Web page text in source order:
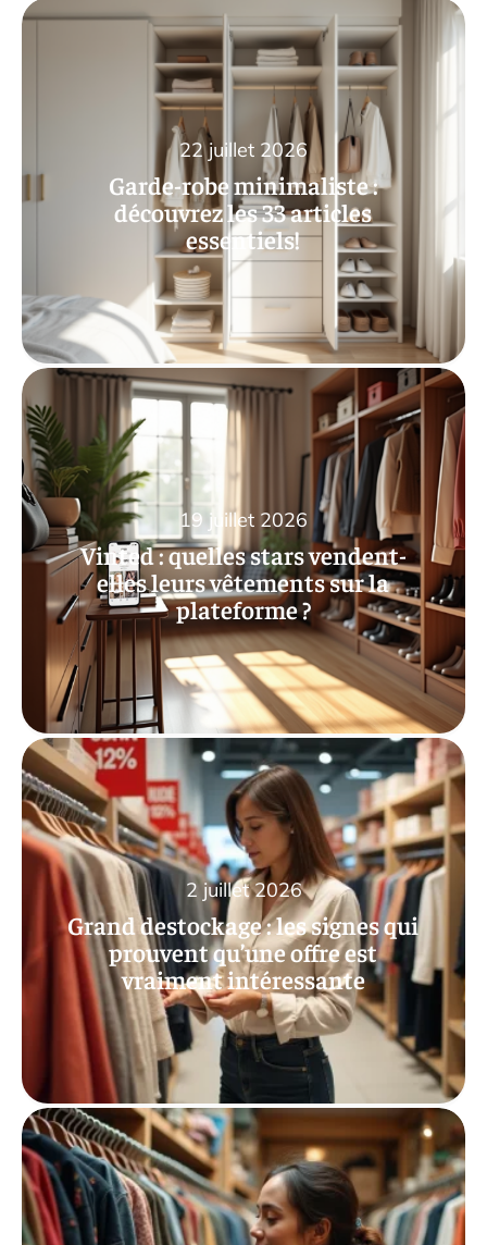
Garde-robe minimaliste :
découvrez les 33 articles
essentiels!
22 juillet 2026
Vinted : quelles stars vendent-
elles leurs vêtements sur la
plateforme ?
19 juillet 2026
Grand destockage : les signes qui
prouvent qu’une offre est
vraiment intéressante
2 juillet 2026